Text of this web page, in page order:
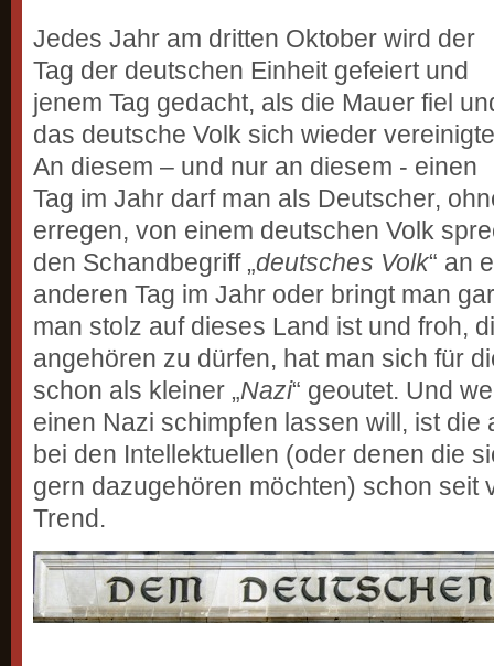
Jedes Jahr am dritten Oktober wird der
Tag der deutschen Einheit gefeiert und
jenem Tag gedacht, als die Mauer fiel
das deutsche Volk sich wieder
An diesem – und nur an diesem - einen
Tag im Jahr darf man als Deutscher,
erregen, von einem deutschen Volk
den Schandbegriff „deutsches Volk“ an
anderen Tag im Jahr oder bringt man
man stolz auf dieses Land ist und froh,
angehören zu dürfen, hat man sich für
schon als kleiner „Nazi“ geoutet. Und
einen Nazi schimpfen lassen will, ist die
bei den Intellektuellen (oder denen die
gern dazugehören möchten) schon seit
Trend.